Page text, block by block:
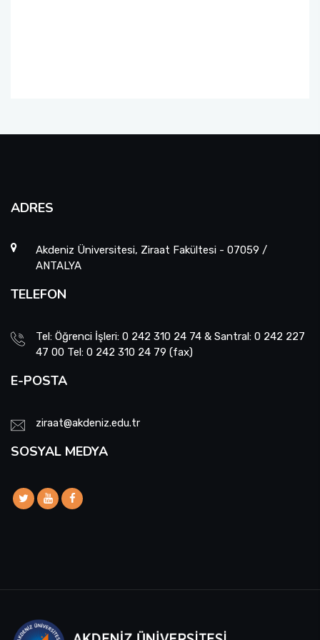
ADRES
Akdeniz Üniversitesi, Ziraat Fakültesi - 07059 /
ANTALYA
TELEFON
Tel: Öğrenci İşleri: 0 242 310 24 74 & Santral: 0 242 227
47 00 Tel: 0 242 310 24 79 (fax)
E-POSTA
ziraat@akdeniz.edu.tr
SOSYAL MEDYA